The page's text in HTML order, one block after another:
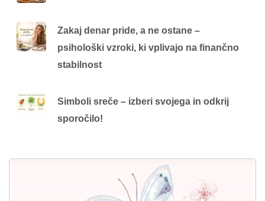
Zakaj denar pride, a ne ostane –
psihološki vzroki, ki vplivajo na finančno
stabilnost
Simboli sreče – izberi svojega in odkrij
sporočilo!